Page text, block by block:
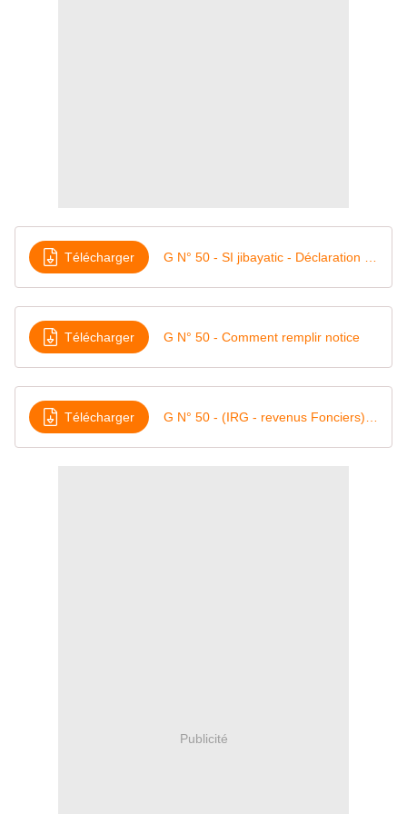
Télécharger
Télécharger G N° 50 - Comment remplir notice
Télécharger
Publicité